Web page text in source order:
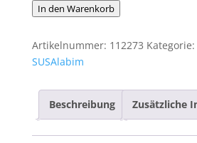
Brosche
5
Menge
In den Warenkorb
Artikelnummer: 112273 Kategorie:
SUSAlabim
Beschreibung Zusätzliche